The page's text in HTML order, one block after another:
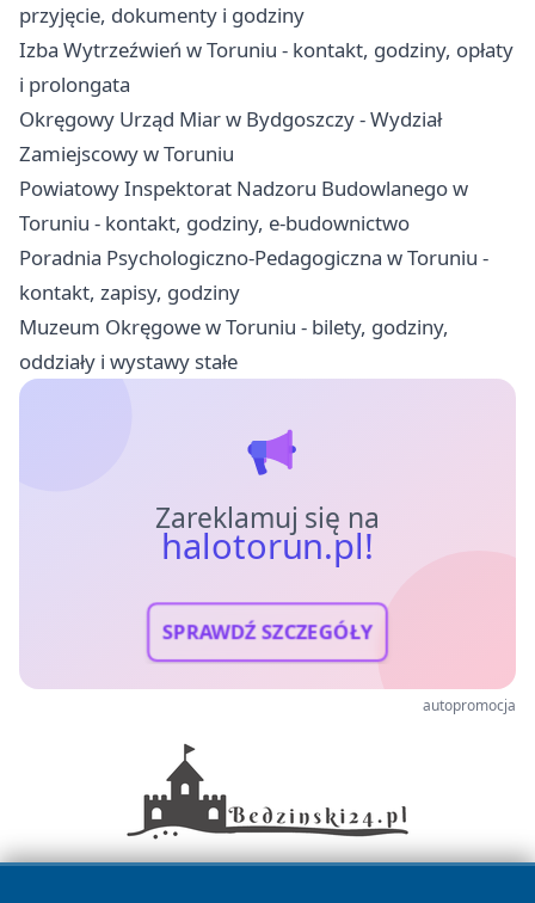
przyjęcie, dokumenty i godziny
Izba Wytrzeźwień w Toruniu - kontakt, godziny, opłaty
i prolongata
Okręgowy Urząd Miar w Bydgoszczy - Wydział
Zamiejscowy w Toruniu
Powiatowy Inspektorat Nadzoru Budowlanego w
Toruniu - kontakt, godziny, e-budownictwo
Poradnia Psychologiczno-Pedagogiczna w Toruniu -
kontakt, zapisy, godziny
Muzeum Okręgowe w Toruniu - bilety, godziny,
oddziały i wystawy stałe
Zareklamuj się na
halotorun.pl!
SPRAWDŹ SZCZEGÓŁY
autopromocja